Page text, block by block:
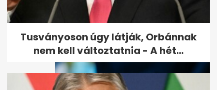
Átmeneti enyhülés után
vasárnaptól ismét erősödik a
hőség
Tusványoson úgy látják, Orbánnak
nem kell változtatnia - A hét...